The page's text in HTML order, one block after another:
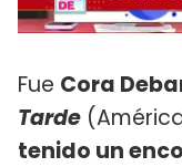
Fue Cora
Tarde
tenido un